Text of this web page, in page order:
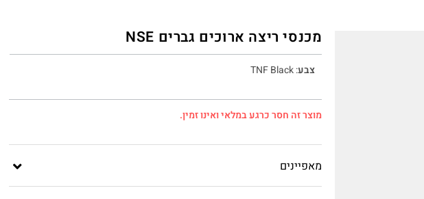
מכנסי ריצה ארוכים גברים NSE
צבע:
TNF Black
מוצר זה חסר כרגע במלאי ואינו זמין.
מאפיינים